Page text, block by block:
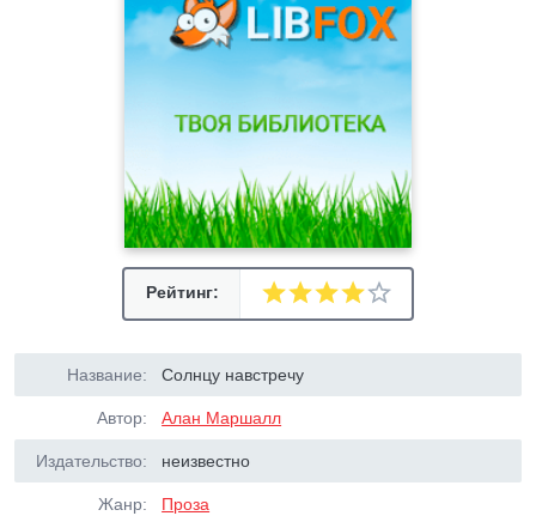
Рейтинг:
Название: Солнцу навстречу
Автор: Алан Маршалл
Издательство: неизвестно
Жанр: Проза